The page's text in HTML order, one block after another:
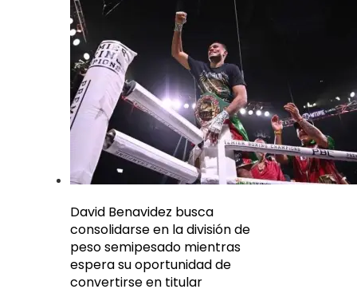
David Benavidez busca
consolidarse en la división de
peso semipesado mientras
espera su oportunidad de
convertirse en titular